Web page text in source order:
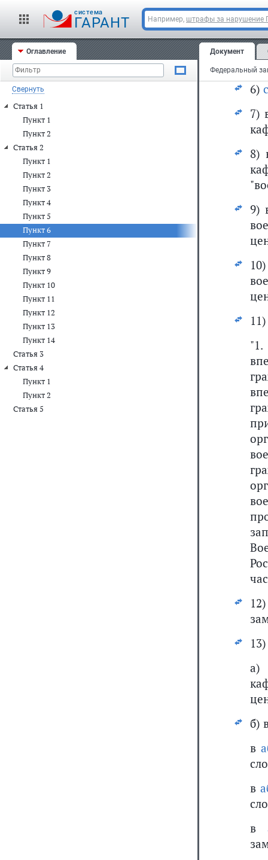
cистема
ГАРАНТ Например, штрафы за нарушение
Оглавление
Свернуть
Статья 1
Пункт 1
Пункт 2
Статья 2
Пункт 1
Пункт 2
Пункт 3
Пункт 4
Пункт 5
Пункт 6
Пункт 7
Пункт 8
Пункт 9
Пункт 10
Пункт 11
Пункт 12
Пункт 13
Пункт 14
Статья 3
Статья 4
Пункт 1
Пункт 2
Статья 5
Документ
6)
7)
8)
9)
б)
в
в
в